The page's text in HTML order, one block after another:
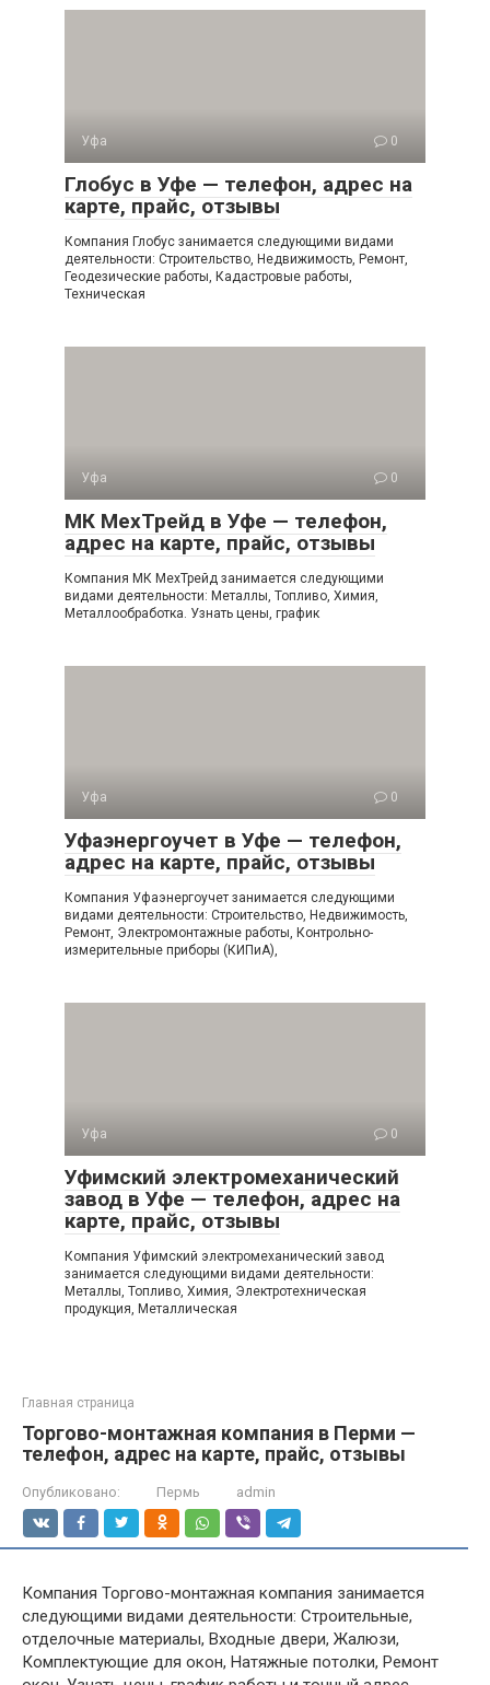
Уфа 0
Глобус в Уфе — телефон, адрес на
карте, прайс, отзывы
Компания Глобус занимается следующими видами
деятельности: Строительство, Недвижимость, Ремонт,
Геодезические работы, Кадастровые работы,
Техническая
Уфа 0
МК МехТрейд в Уфе — телефон,
адрес на карте, прайс, отзывы
Компания МК МехТрейд занимается следующими
видами деятельности: Металлы, Топливо, Химия,
Металлообработка. Узнать цены, график
Уфа 0
Уфаэнергоучет в Уфе — телефон,
адрес на карте, прайс, отзывы
Компания Уфаэнергоучет занимается следующими
видами деятельности: Строительство, Недвижимость,
Ремонт, Электромонтажные работы, Контрольно-
измерительные приборы (КИПиА),
Уфа 0
Уфимский электромеханический
завод в Уфе — телефон, адрес на
карте, прайс, отзывы
Компания Уфимский электромеханический завод
занимается следующими видами деятельности:
Металлы, Топливо, Химия, Электротехническая
продукция, Металлическая
Главная страница
Торгово-монтажная компания в Перми —
телефон, адрес на карте, прайс, отзывы
Опубликовано: Пермь admin
Компания Торгово-монтажная компания занимается
следующими видами деятельности: Строительные,
отделочные материалы, Входные двери, Жалюзи,
Комплектующие для окон, Натяжные потолки, Ремонт